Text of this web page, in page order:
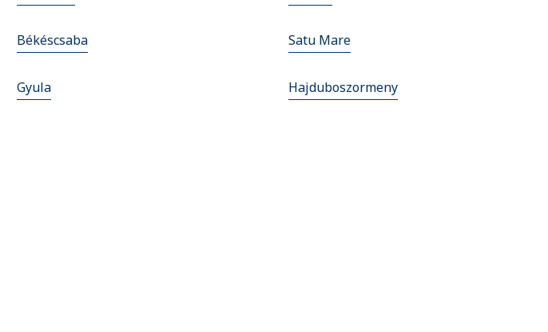
Békéscsaba Satu Mare
Gyula Hajduboszormeny